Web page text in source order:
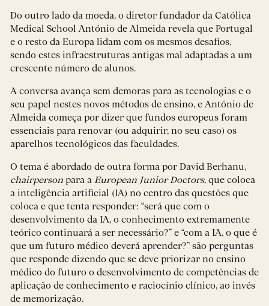
Do outro lado da moeda, o diretor fundador da Católica
Medical School António de Almeida revela que Portugal
e o resto da Europa lidam com os mesmos desafios,
sendo estes infraestruturas antigas mal adaptadas a um
crescente número de alunos.
A conversa avança sem demoras para as tecnologias e o
seu papel nestes novos métodos de ensino, e António de
Almeida começa por dizer que fundos europeus foram
essenciais para renovar (ou adquirir, no seu caso) os
aparelhos tecnológicos das faculdades.
O tema é abordado de outra forma por David Berhanu,
chairperson para a European Junior Doctors, que coloca
a inteligência artificial (IA) no centro das questões que
coloca e que tenta responder: “será que com o
desenvolvimento da IA, o conhecimento extremamente
teórico continuará a ser necessário?” e “com a IA, o que é
que um futuro médico deverá aprender?” são perguntas
que responde dizendo que se deve priorizar no ensino
médico do futuro o desenvolvimento de competências de
aplicação de conhecimento e raciocínio clínico, ao invés
de memorização.